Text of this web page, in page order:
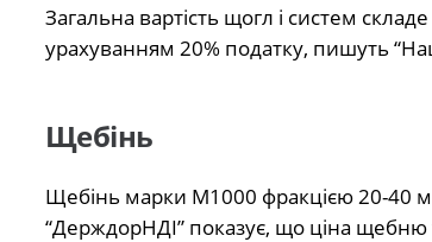
Загальна вартість щогл і систем
урахуванням 20% податку, пишуть
Щебінь
Щебінь марки М1000 фракцією 20-40
“ДерждорНДІ” показує, що ціна щебню